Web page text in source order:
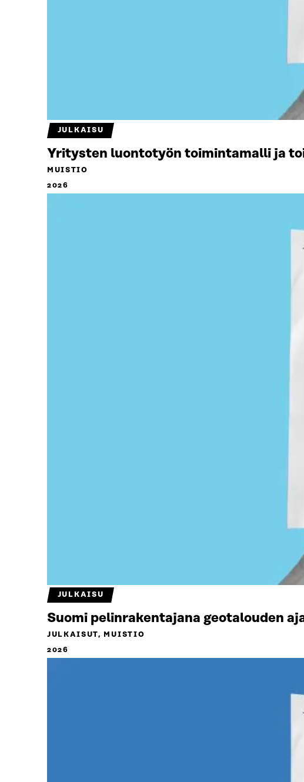
JULKAISU
Yritysten luontotyön toimintamalli ja
MUISTIO
2026
JULKAISU
Suomi pelinrakentajana geotalouden
JULKAISUT, MUISTIO
2026